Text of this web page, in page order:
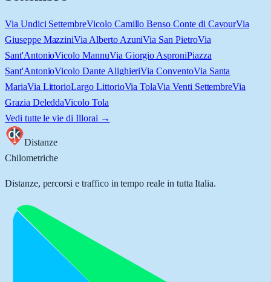
Via Undici SettembreVicolo Camillo Benso Conte di CavourVia
Giuseppe MazziniVia Alberto AzuniVia San PietroVia
Sant'AntonioVicolo MannuVia Giorgio AsproniPiazza
Sant'AntonioVicolo Dante AlighieriVia ConventoVia Santa
MariaVia LittorioLargo LittorioVia TolaVia Venti SettembreVia
Grazia DeleddaVicolo Tola
Vedi tutte le vie di Illorai →
Distanze
Chilometriche
Distanze, percorsi e traffico in tempo reale in tutta Italia.